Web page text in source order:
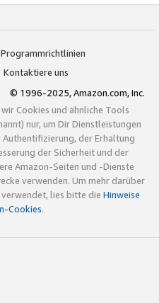
Programmrichtlinien
Kontaktiere uns
© 1996-2025, Amazon.com, Inc.
Cookies und ähnliche Tools
nur, um Dir Dienstleistungen
Authentifizierung, der Erhaltung
der Sicherheit und der
Amazon-Seiten und -Dienste
verwenden. Um mehr darüber
lies bitte die Hinweise
Cookies.